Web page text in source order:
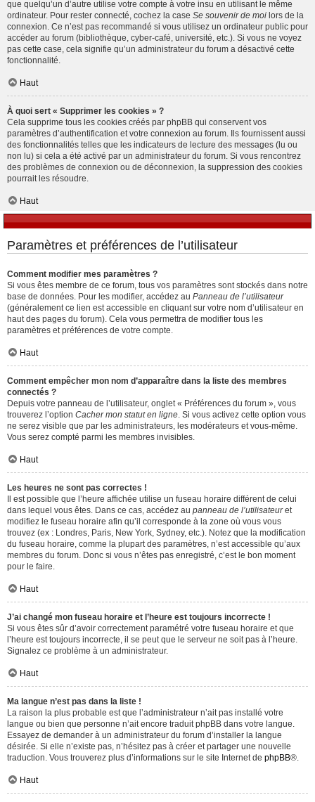
que quelqu’un d’autre utilise votre compte à votre insu en utilisant le même
ordinateur. Pour rester connecté, cochez la case Se souvenir de moi lors de la
connexion. Ce n’est pas recommandé si vous utilisez un ordinateur public pour
accéder au forum (bibliothèque, cyber-café, université, etc.). Si vous ne voyez
pas cette case, cela signifie qu’un administrateur du forum a désactivé cette
fonctionnalité.
Haut
À quoi sert « Supprimer les cookies » ?
Cela supprime tous les cookies créés par phpBB qui conservent vos
paramètres d’authentification et votre connexion au forum. Ils fournissent aussi
des fonctionnalités telles que les indicateurs de lecture des messages (lu ou
non lu) si cela a été activé par un administrateur du forum. Si vous rencontrez
des problèmes de connexion ou de déconnexion, la suppression des cookies
pourrait les résoudre.
Haut
Paramètres et préférences de l’utilisateur
Comment modifier mes paramètres ?
Si vous êtes membre de ce forum, tous vos paramètres sont stockés dans notre
base de données. Pour les modifier, accédez au Panneau de l’utilisateur
(généralement ce lien est accessible en cliquant sur votre nom d’utilisateur en
haut des pages du forum). Cela vous permettra de modifier tous les
paramètres et préférences de votre compte.
Haut
Comment empêcher mon nom d’apparaître dans la liste des membres
connectés ?
Depuis votre panneau de l’utilisateur, onglet « Préférences du forum », vous
trouverez l’option Cacher mon statut en ligne . Si vous activez cette option vous
ne serez visible que par les administrateurs, les modérateurs et vous-même.
Vous serez compté parmi les membres invisibles.
Haut
Les heures ne sont pas correctes !
Il est possible que l’heure affichée utilise un fuseau horaire différent de celui
dans lequel vous êtes. Dans ce cas, accédez au panneau de l’utilisateuret
modifiez le fuseau horaire afin qu’il corresponde à la zone où vous vous
trouvez (ex : Londres, Paris, New York, Sydney, etc.). Notez que la modification
du fuseau horaire, comme la plupart des paramètres, n’est accessible qu’aux
membres du forum. Donc si vous n’êtes pas enregistré, c’est le bon moment
pour le faire.
Haut
J’ai changé mon fuseau horaire et l’heure est toujours incorrecte !
Si vous êtes sûr d’avoir correctement paramétré votre fuseau horaire et que
l’heure est toujours incorrecte, il se peut que le serveur ne soit pas à l’heure.
Signalez ce problème à un administrateur.
Haut
Ma langue n’est pas dans la liste !
La raison la plus probable est que l’administrateur n’ait pas installé votre
langue ou bien que personne n’ait encore traduit phpBB dans votre langue.
Essayez de demander à un administrateur du forum d’installer la langue
désirée. Si elle n’existe pas, n’hésitez pas à créer et partager une nouvelle
traduction. Vous trouverez plus d’informations sur le site Internet de phpBB®.
Haut